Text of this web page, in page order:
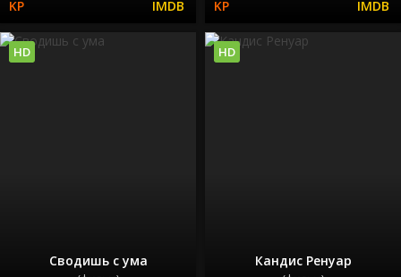
Сводишь с ума
HD
Кандис Ренуар
HD